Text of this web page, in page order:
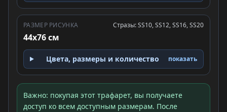
РАЗМЕР РИСУНКА
44x76 см
Стразы: SS10, SS12, SS16, SS20
Цвета, размеры и количество показать
Важно: покупая этот трафарет, вы получаете
доступ ко всем доступным размерам. После